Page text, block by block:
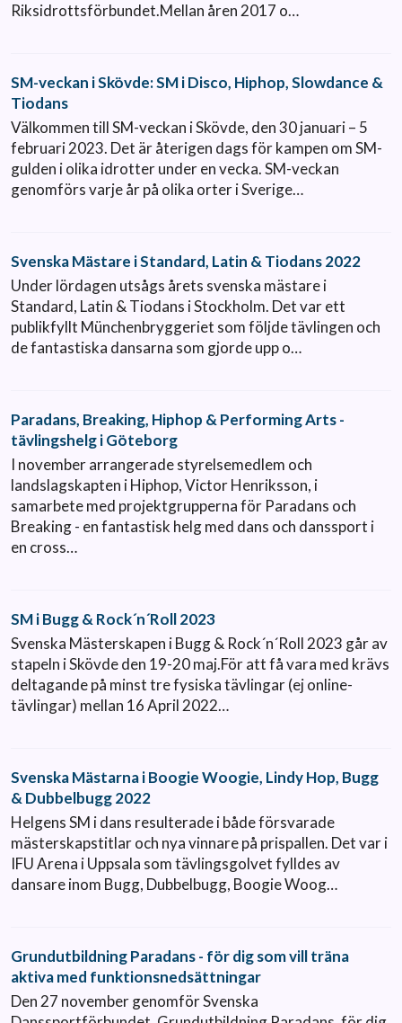
Riksidrottsförbundet.Mellan åren 2017 o…
SM-veckan i Skövde: SM i Disco, Hiphop, Slowdance &
Tiodans
Välkommen till SM-veckan i Skövde, den 30 januari – 5
februari 2023. Det är återigen dags för kampen om SM-
gulden i olika idrotter under en vecka. SM-veckan
genomförs varje år på olika orter i Sverige…
Svenska Mästare i Standard, Latin & Tiodans 2022
Under lördagen utsågs årets svenska mästare i
Standard, Latin & Tiodans i Stockholm. Det var ett
publikfyllt Münchenbryggeriet som följde tävlingen och
de fantastiska dansarna som gjorde upp o…
Paradans, Breaking, Hiphop & Performing Arts -
tävlingshelg i Göteborg
I november arrangerade styrelsemedlem och
landslagskapten i Hiphop, Victor Henriksson, i
samarbete med projektgrupperna för Paradans och
Breaking - en fantastisk helg med dans och danssport i
en cross…
SM i Bugg & Rock´n´Roll 2023
Svenska Mästerskapen i Bugg & Rock´n´Roll 2023 går av
stapeln i Skövde den 19-20 maj.För att få vara med krävs
deltagande på minst tre fysiska tävlingar (ej online-
tävlingar) mellan 16 April 2022…
Svenska Mästarna i Boogie Woogie, Lindy Hop, Bugg
& Dubbelbugg 2022
Helgens SM i dans resulterade i både försvarade
mästerskapstitlar och nya vinnare på prispallen. Det var i
IFU Arena i Uppsala som tävlingsgolvet fylldes av
dansare inom Bugg, Dubbelbugg, Boogie Woog…
Grundutbildning Paradans - för dig som vill träna
aktiva med funktionsnedsättningar
Den 27 november genomför Svenska